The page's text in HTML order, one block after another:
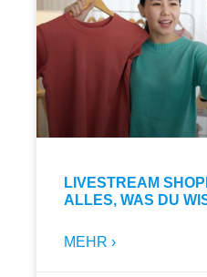
LIVESTREAM
ALLES, WAS DU
MEHR ›